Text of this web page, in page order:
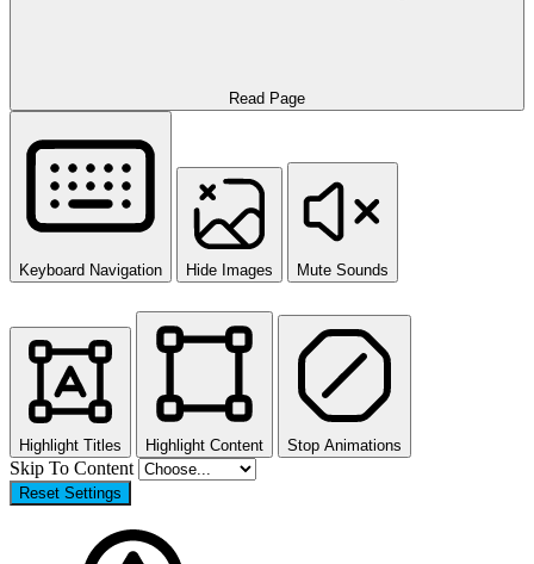
Read Page
Keyboard Navigation Hide Images Mute Sounds
Highlight Titles Highlight Content Stop Animations
Skip To Content
Reset Settings